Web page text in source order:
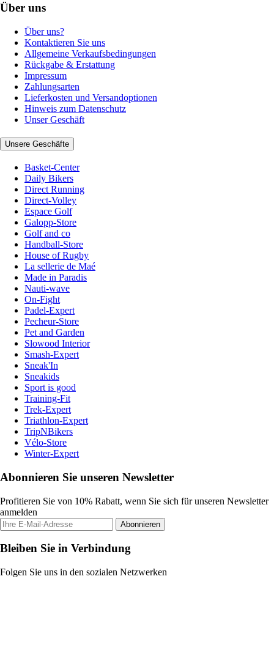
Über uns
Über uns?
Kontaktieren Sie uns
Allgemeine Verkaufsbedingungen
Rückgabe & Erstattung
Impressum
Zahlungsarten
Lieferkosten und Versandoptionen
Hinweis zum Datenschutz
Unser Geschäft
Unsere Geschäfte
Basket-Center
Daily Bikers
Direct Running
Direct-Volley
Espace Golf
Galopp-Store
Golf and co
Handball-Store
House of Rugby
La sellerie de Maé
Made in Paradis
Nauti-wave
On-Fight
Padel-Expert
Pecheur-Store
Pet and Garden
Slowood Interior
Smash-Expert
Sneak'In
Sneakids
Sport is good
Training-Fit
Trek-Expert
Triathlon-Expert
TripNBikers
Vélo-Store
Winter-Expert
Abonnieren Sie unseren Newsletter
Profitieren Sie von 10% Rabatt, wenn Sie sich für unseren Newsletter
anmelden
Abonnieren
Bleiben Sie in Verbindung
Folgen Sie uns in den sozialen Netzwerken